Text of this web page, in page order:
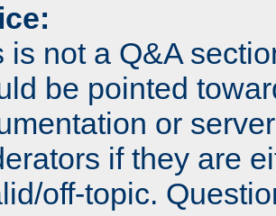
is not a Q&A
be pointed
or
if they are
off-topic.